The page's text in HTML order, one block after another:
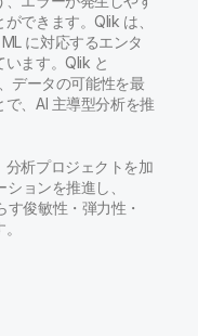
できます。Qlik は、
に対応するエンタ
ます。Qlik と
データの可能性を最
、AI 主導型分析を推
析プロジェクトを加
ョンを推進し、
俊敏性・弾力性・